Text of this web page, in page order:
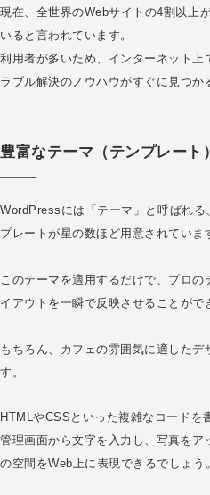
現在、全世界のWebサイトの4割以上
いると言われています。
利用者が多いため、インターネット上
ラブル解決のノウハウがすぐに見つか
豊富なテーマ（テンプレート
WordPressには「テーマ」と呼ばれ
プレートが星の数ほど用意されていま
このテーマを適用するだけで、プロ
イアウトを一瞬で反映させることがで
もちろん、カフェの雰囲気に適した
す。
HTMLやCSSといった複雑なコードを
管理画面から文字を入力し、写真を
の空間をWeb上に表現できるでしょう。